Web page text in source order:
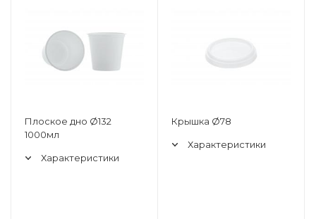
Плоское дно Ø132
1000мл
Характеристики
Крышка Ø78
Характеристики